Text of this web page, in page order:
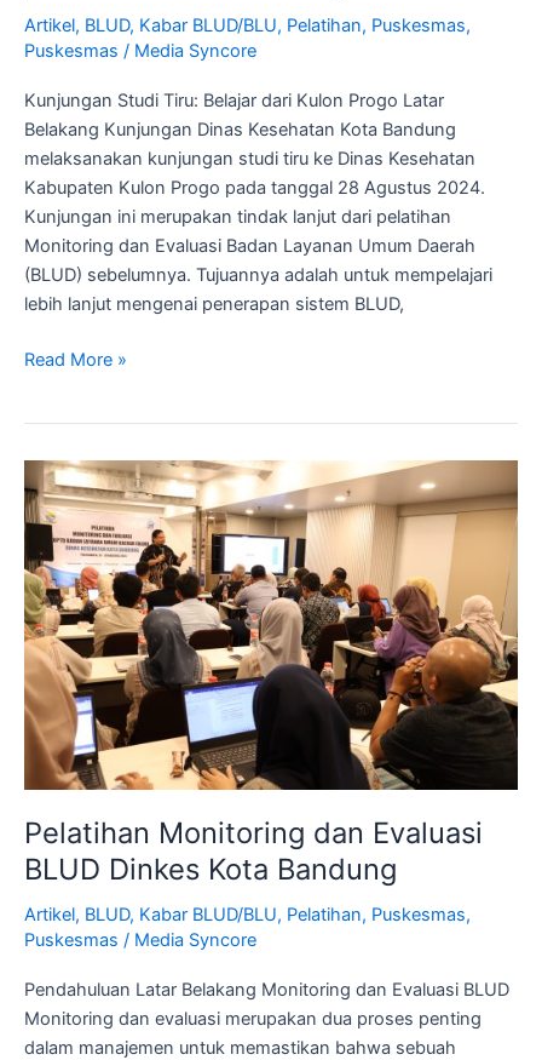
Artikel, BLUD, Kabar BLUD/BLU, Pelatihan, Puskesmas,
Puskesmas / Media Syncore
Kunjungan Studi Tiru: Belajar dari Kulon Progo Latar
Belakang Kunjungan Dinas Kesehatan Kota Bandung
melaksanakan kunjungan studi tiru ke Dinas Kesehatan
Kabupaten Kulon Progo pada tanggal 28 Agustus 2024.
Kunjungan ini merupakan tindak lanjut dari pelatihan
Monitoring dan Evaluasi Badan Layanan Umum Daerah
(BLUD) sebelumnya. Tujuannya adalah untuk mempelajari
lebih lanjut mengenai penerapan sistem BLUD,
Read More »
Pelatihan Monitoring dan Evaluasi
BLUD Dinkes Kota Bandung
Artikel, BLUD, Kabar BLUD/BLU, Pelatihan, Puskesmas,
Puskesmas / Media Syncore
Pendahuluan Latar Belakang Monitoring dan Evaluasi BLUD
Monitoring dan evaluasi merupakan dua proses penting
dalam manajemen untuk memastikan bahwa sebuah
Pelatihan
Monitoring
dan
Evaluasi
BLUD
Dinkes
Kota
Bandung